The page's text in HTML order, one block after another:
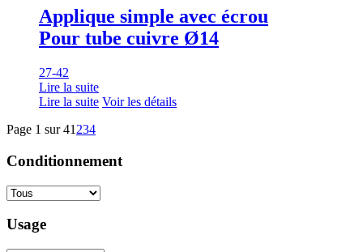
Applique simple avec écrou
Pour tube cuivre Ø14
27-42
Lire la suite
Lire la suite Voir les détails
Page 1 sur 41 234
Conditionnement
Usage